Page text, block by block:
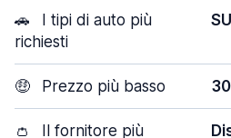
🚗
I tipi di auto più
richiesti
🤑 Prezzo più basso
👛 Il fornitore più